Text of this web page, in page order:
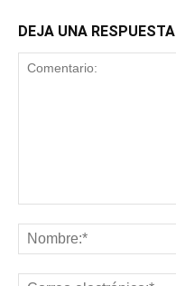
DEJA UNA RESPUESTA